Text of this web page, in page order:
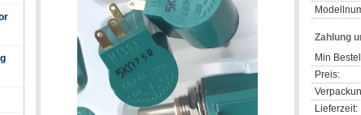
Zahlung
Min
Preis:
Lieferzeit: